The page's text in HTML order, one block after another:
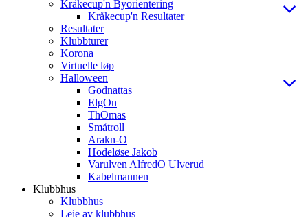
Kråkecup'n Byorientering
Kråkecup'n Resultater
Resultater
Klubbturer
Korona
Virtuelle løp
Halloween
Godnattas
ElgOn
ThOmas
Småtroll
Arakn-O
Hodeløse Jakob
Varulven AlfredO Ulverud
Kabelmannen
Klubbhus
Klubbhus
Leie av klubbhus